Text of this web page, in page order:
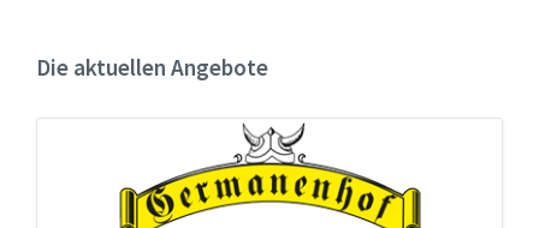
Die aktuellen Angebote